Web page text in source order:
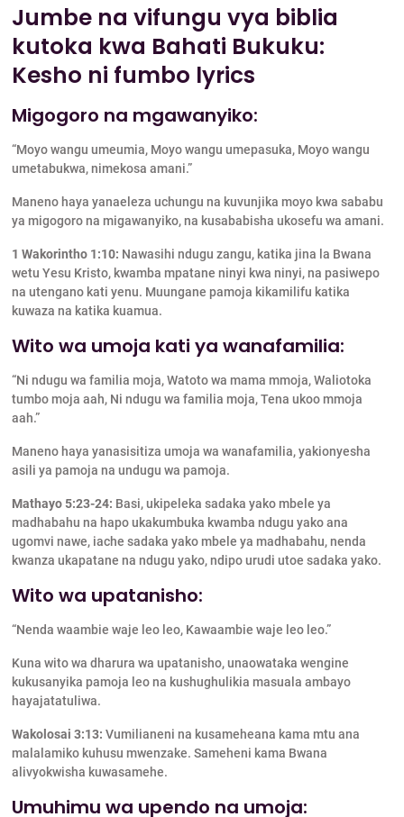
Jumbe na vifungu vya biblia
kutoka kwa Bahati Bukuku:
Kesho ni fumbo lyrics
Migogoro na mgawanyiko:
“Moyo wangu umeumia, Moyo wangu umepasuka, Moyo wangu
umetabukwa, nimekosa amani.”
Maneno haya yanaeleza uchungu na kuvunjika moyo kwa sababu
ya migogoro na migawanyiko, na kusababisha ukosefu wa amani.
1 Wakorintho 1:10: Nawasihi ndugu zangu, katika jina la Bwana
wetu Yesu Kristo, kwamba mpatane ninyi kwa ninyi, na pasiwepo
na utengano kati yenu. Muungane pamoja kikamilifu katika
kuwaza na katika kuamua.
Wito wa umoja kati ya wanafamilia:
“Ni ndugu wa familia moja, Watoto wa mama mmoja, Waliotoka
tumbo moja aah, Ni ndugu wa familia moja, Tena ukoo mmoja
aah.”
Maneno haya yanasisitiza umoja wa wanafamilia, yakionyesha
asili ya pamoja na undugu wa pamoja.
Mathayo 5:23-24: Basi, ukipeleka sadaka yako mbele ya
madhabahu na hapo ukakumbuka kwamba ndugu yako ana
ugomvi nawe, iache sadaka yako mbele ya madhabahu, nenda
kwanza ukapatane na ndugu yako, ndipo urudi utoe sadaka yako.
Wito wa upatanisho:
“Nenda waambie waje leo leo, Kawaambie waje leo leo.”
Kuna wito wa dharura wa upatanisho, unaowataka wengine
kukusanyika pamoja leo na kushughulikia masuala ambayo
hayajatatuliwa.
Wakolosai 3:13: Vumilianeni na kusameheana kama mtu ana
malalamiko kuhusu mwenzake. Sameheni kama Bwana
alivyokwisha kuwasamehe.
Umuhimu wa upendo na umoja: